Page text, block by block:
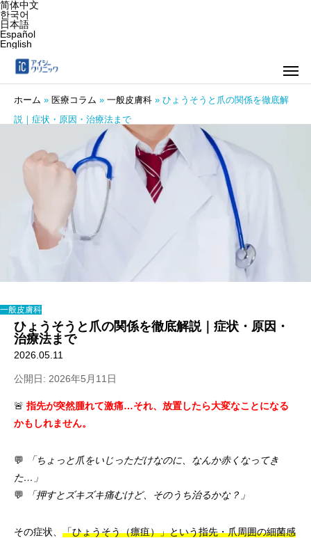
简体中文
한국어
日本語
Español
English
ホーム » 医療コラム » 一般皮膚科 » ひょうそうと爪の関係を徹底解
説｜症状・原因・治療法まで
一般皮膚科
ひょうそうと爪の関係を徹底解説｜症状・原因・
治療法まで
2026.05.11
公開日: 2026年5月11日
🚨 指先が突然腫れて激痛…それ、放置したら大変なことになる
かもしれません。
💬
「ちょっと爪をいじっただけなのに、なんか赤くなってき
た…」
💬
「押すとズキズキ痛むけど、そのうち治るかな？」
その症状、 「ひょうそう（瘭疽）」という指先・爪周囲の細菌感